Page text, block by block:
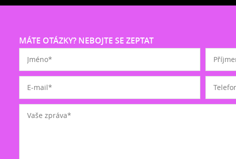
MÁTE OTÁZKY? NEBOJTE SE ZEPTAT